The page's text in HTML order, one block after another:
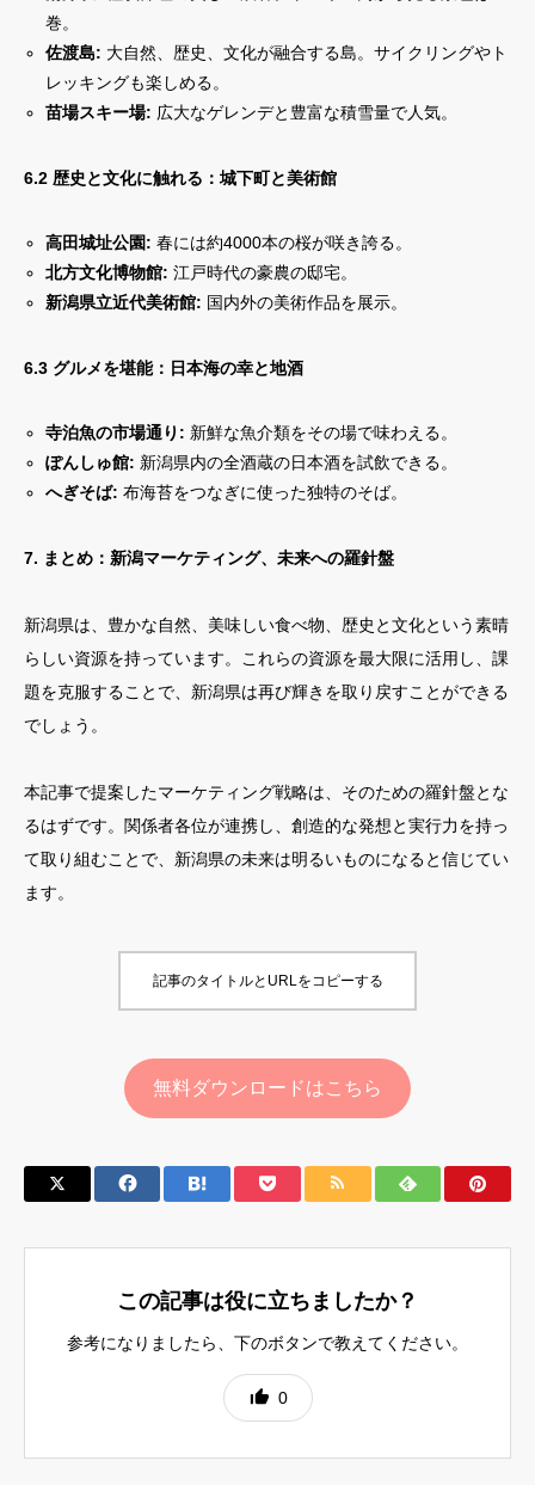
巻。
佐渡島: 大自然、歴史、文化が融合する島。サイクリングやト
レッキングも楽しめる。
苗場スキー場: 広大なゲレンデと豊富な積雪量で人気。
6.2 歴史と文化に触れる：城下町と美術館
高田城址公園: 春には約4000本の桜が咲き誇る。
北方文化博物館: 江戸時代の豪農の邸宅。
新潟県立近代美術館: 国内外の美術作品を展示。
6.3 グルメを堪能：日本海の幸と地酒
寺泊魚の市場通り: 新鮮な魚介類をその場で味わえる。
ぽんしゅ館: 新潟県内の全酒蔵の日本酒を試飲できる。
へぎそば: 布海苔をつなぎに使った独特のそば。
7. まとめ：新潟マーケティング、未来への羅針盤
新潟県は、豊かな自然、美味しい食べ物、歴史と文化という素晴
らしい資源を持っています。これらの資源を最大限に活用し、課
題を克服することで、新潟県は再び輝きを取り戻すことができる
でしょう。
本記事で提案したマーケティング戦略は、そのための羅針盤とな
るはずです。関係者各位が連携し、創造的な発想と実行力を持っ
て取り組むことで、新潟県の未来は明るいものになると信じてい
ます。
記事のタイトルとURLをコピーする
無料ダウンロードはこちら
この記事は役に立ちましたか？
参考になりましたら、下のボタンで教えてください。
0